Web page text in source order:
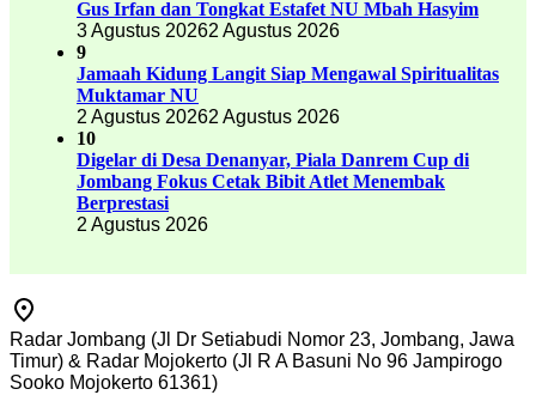
Gus Irfan dan Tongkat Estafet NU Mbah Hasyim
3 Agustus 20262 Agustus 2026
9
Jamaah Kidung Langit Siap Mengawal Spiritualitas
Muktamar NU
2 Agustus 20262 Agustus 2026
10
Digelar di Desa Denanyar, Piala Danrem Cup di
Jombang Fokus Cetak Bibit Atlet Menembak
Berprestasi
2 Agustus 2026
Radar Jombang (Jl Dr Setiabudi Nomor 23, Jombang, Jawa
Timur) & Radar Mojokerto (Jl R A Basuni No 96 Jampirogo
Sooko Mojokerto 61361)